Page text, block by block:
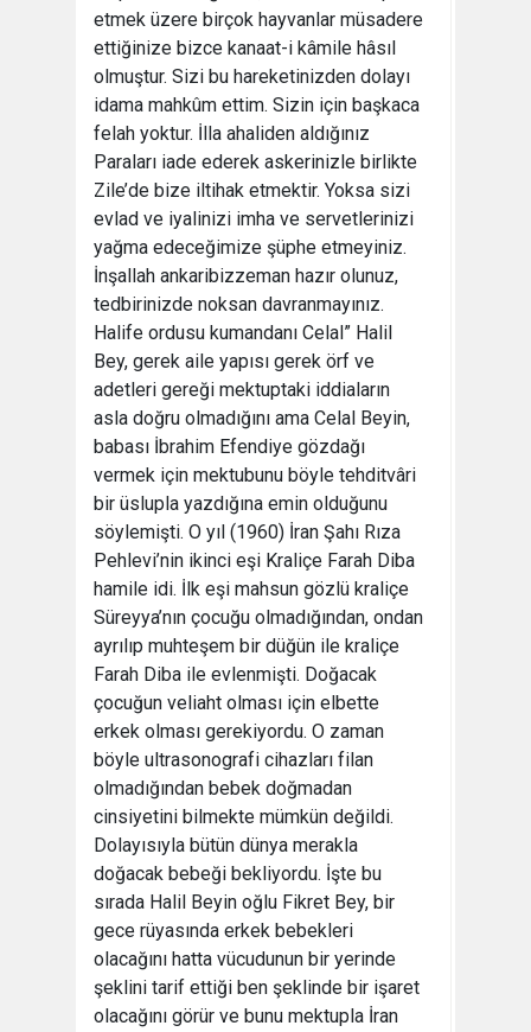
etmek üzere birçok hayvanlar müsadere
ettiğinize bizce kanaat-i kâmile hâsıl
olmuştur. Sizi bu hareketinizden dolayı
idama mahkûm ettim. Sizin için başkaca
felah yoktur. İlla ahaliden aldığınız
Paraları iade ederek askerinizle birlikte
Zile’de bize iltihak etmektir. Yoksa sizi
evlad ve iyalinizi imha ve servetlerinizi
yağma edeceğimize şüphe etmeyiniz.
İnşallah ankaribizzeman hazır olunuz,
tedbirinizde noksan davranmayınız.
Halife ordusu kumandanı Celal” Halil
Bey, gerek aile yapısı gerek örf ve
adetleri gereği mektuptaki iddiaların
asla doğru olmadığını ama Celal Beyin,
babası İbrahim Efendiye gözdağı
vermek için mektubunu böyle tehditvâri
bir üslupla yazdığına emin olduğunu
söylemişti. O yıl (1960) İran Şahı Rıza
Pehlevi’nin ikinci eşi Kraliçe Farah Diba
hamile idi. İlk eşi mahsun gözlü kraliçe
Süreyya’nın çocuğu olmadığından, ondan
ayrılıp muhteşem bir düğün ile kraliçe
Farah Diba ile evlenmişti. Doğacak
çocuğun veliaht olması için elbette
erkek olması gerekiyordu. O zaman
böyle ultrasonografi cihazları filan
olmadığından bebek doğmadan
cinsiyetini bilmekte mümkün değildi.
Dolayısıyla bütün dünya merakla
doğacak bebeği bekliyordu. İşte bu
sırada Halil Beyin oğlu Fikret Bey, bir
gece rüyasında erkek bebekleri
olacağını hatta vücudunun bir yerinde
şeklini tarif ettiği ben şeklinde bir işaret
olacağını görür ve bunu mektupla İran